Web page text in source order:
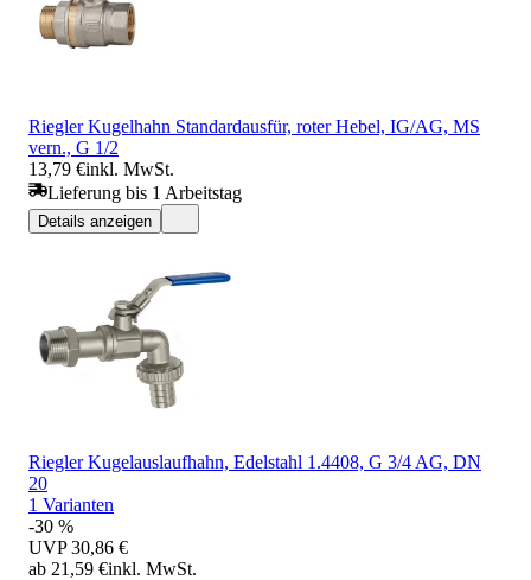
Riegler Kugelhahn Standardausfür, roter Hebel, IG/AG, MS
vern., G 1/2
13,79 €inkl. MwSt.
Lieferung bis 1 Arbeitstag
Details anzeigen
Riegler Kugelauslaufhahn, Edelstahl 1.4408, G 3/4 AG, DN
20
1 Varianten
-30 %
UVP 30,86 €
ab 21,59 €inkl. MwSt.